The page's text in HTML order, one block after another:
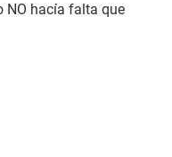
NO hacía falta que